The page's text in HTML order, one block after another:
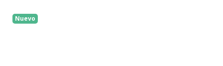
Nuevo